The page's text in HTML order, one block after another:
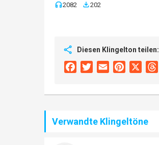
2082 202
Diesen Klingelton teilen:
FacebookTwitterEmail Pinterest
Verwandte Klingeltöne